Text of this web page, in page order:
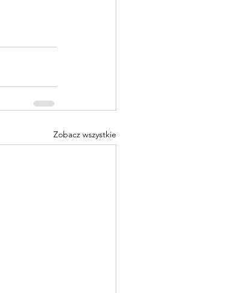
Zobacz wszystkie